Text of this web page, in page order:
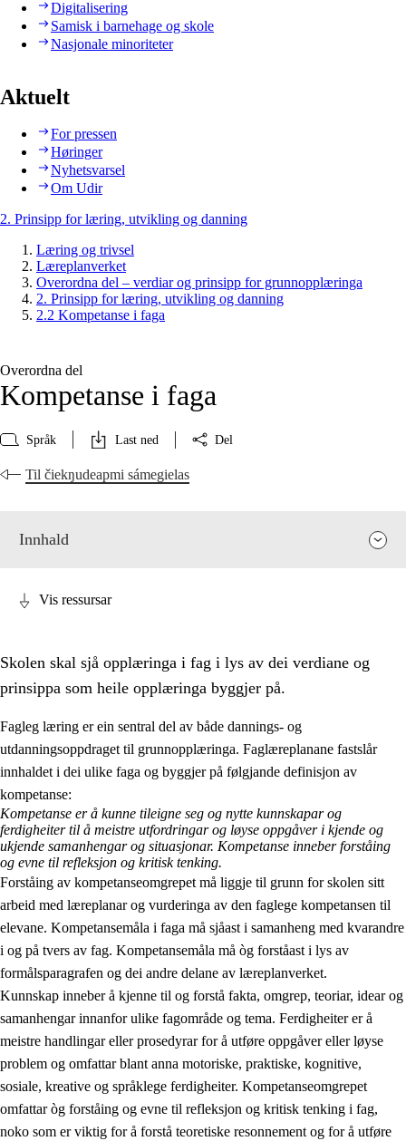
Digitalisering
Samisk i barnehage og skole
Nasjonale minoriteter
Aktuelt
For pressen
Høringer
Nyhetsvarsel
Om Udir
2. Prinsipp for læring, utvikling og danning
Læring og trivsel
Læreplanverket
Overordna del – verdiar og prinsipp for grunnopplæringa
2. Prinsipp for læring, utvikling og danning
2.2 Kompetanse i faga
Overordna del
Kompetanse i faga
Språk Last ned Del
Til čiekŋudeapmi sámegielas
Innhald
2. Prinsipp for læring, utvikling og danning
2.1 Sosial læring og utvikling
2.2 Kompetanse i faga
2.3 Grunnleggjande ferdigheiter
2.4 Å lære å lære
Tverrfaglege tema
Vis ressursar
Skolen skal sjå opplæringa i fag i lys av dei verdiane og
prinsippa som heile opplæringa byggjer på.
Fagleg læring er ein sentral del av både dannings- og
utdanningsoppdraget til grunnopplæringa. Faglæreplanane fastslår
innhaldet i dei ulike faga og byggjer på følgjande definisjon av
kompetanse:
Kompetanse er å kunne tileigne seg og nytte kunnskapar og
ferdigheiter til å meistre utfordringar og løyse oppgåver i kjende og
ukjende samanhengar og situasjonar. Kompetanse inneber forståing
og evne til refleksjon og kritisk tenking.
Forståing av kompetanseomgrepet må liggje til grunn for skolen sitt
arbeid med læreplanar og vurderinga av den faglege kompetansen til
elevane. Kompetansemåla i faga må sjåast i samanheng med kvarandre
i og på tvers av fag. Kompetansemåla må òg forståast i lys av
formålsparagrafen og dei andre delane av læreplanverket.
Kunnskap inneber å kjenne til og forstå fakta, omgrep, teoriar, idear og
samanhengar innanfor ulike fagområde og tema. Ferdigheiter er å
meistre handlingar eller prosedyrar for å utføre oppgåver eller løyse
problem og omfattar blant anna motoriske, praktiske, kognitive,
sosiale, kreative og språklege ferdigheiter. Kompetanseomgrepet
omfattar òg forståing og evne til refleksjon og kritisk tenking i fag,
noko som er viktig for å forstå teoretiske resonnement og for å utføre